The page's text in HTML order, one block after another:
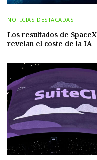
NOTICIAS DESTACADAS
Los resultados de SpaceX
revelan el coste de la IA